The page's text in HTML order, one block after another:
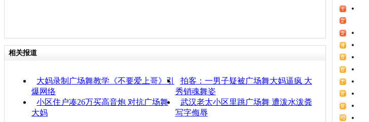
相关报道
大妈录制广场舞教学《不要爱上哥》引
爆网络
拍客：一男子疑被广场舞大妈逼疯 大
秀销魂舞姿
小区住户凑26万买高音炮 对抗广场舞
大妈
武汉老太小区里跳广场舞 遭泼水泼粪
写字侮辱